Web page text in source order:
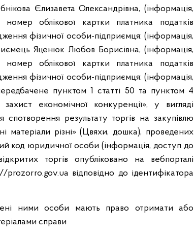
Єлизавета Олександрівна, (інформація,
облікової картки платника податків
фізичної особи-підприємця: (інформація,
Яценюк Любов Борисівна, (інформація,
облікової картки платника податків
фізичної особи-підприємця: (інформація,
пунктом 1 статті 50 та пунктом 4
економічної конкуренції», у вигляді
результату торгів на закупівлю
матеріали різні» (Цвяхи, дошка), проведених
код юридичної особи (інформація, доступ до
торгів опубліковано на вебпорталі
відповідно до ідентифікатора
ними особи мають право отримати або
справи